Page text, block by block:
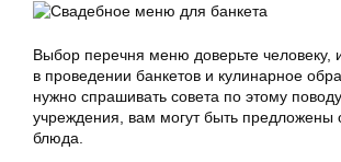
Выбор перечня меню доверьте
в проведении банкетов и кулинарное
нужно спрашивать совета по этому
учреждения, вам могут быть предложены
блюда.